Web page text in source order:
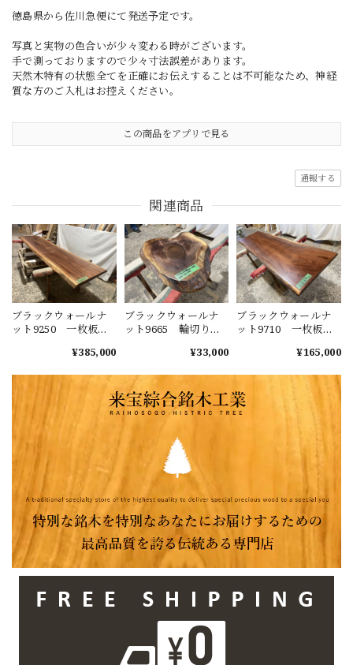
徳島県から佐川急便にて発送予定です。
写真と実物の色合いが少々変わる時がございます。
手で測っておりますので少々寸法誤差があります。
天然木特有の状態全てを正確にお伝えすることは不可能なため、神経
質な方のご入札はお控えください。
この商品をアプリで見る
通報する
関連商品
ブラックウォールナ
ット9250 一枚板無
660-710ｘ46mm 天板
センターテーブル
ダイニングテーブル
¥385,000
ブラックウォールナ
ット9665 輪切り
620ｘ550ｘ45mm カ
テーブル ダイニン
グテーブル
¥33,000
ブラックウォールナ
ット9710 一枚板無
640-600-540ｘ44mm
ーブル テーブル
¥165,000